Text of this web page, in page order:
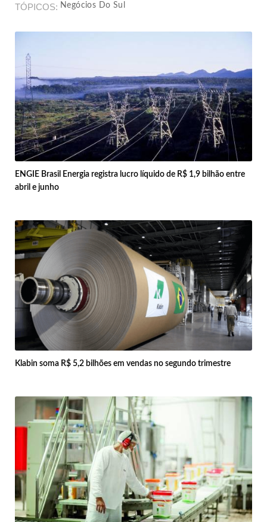
TÓPICOS Negócios Do Sul
ENGIE Brasil Energia registra lucro líquido de R$ 1,9 bilhão entre
abril e junho
Klabin soma R$ 5,2 bilhões em vendas no segundo trimestre